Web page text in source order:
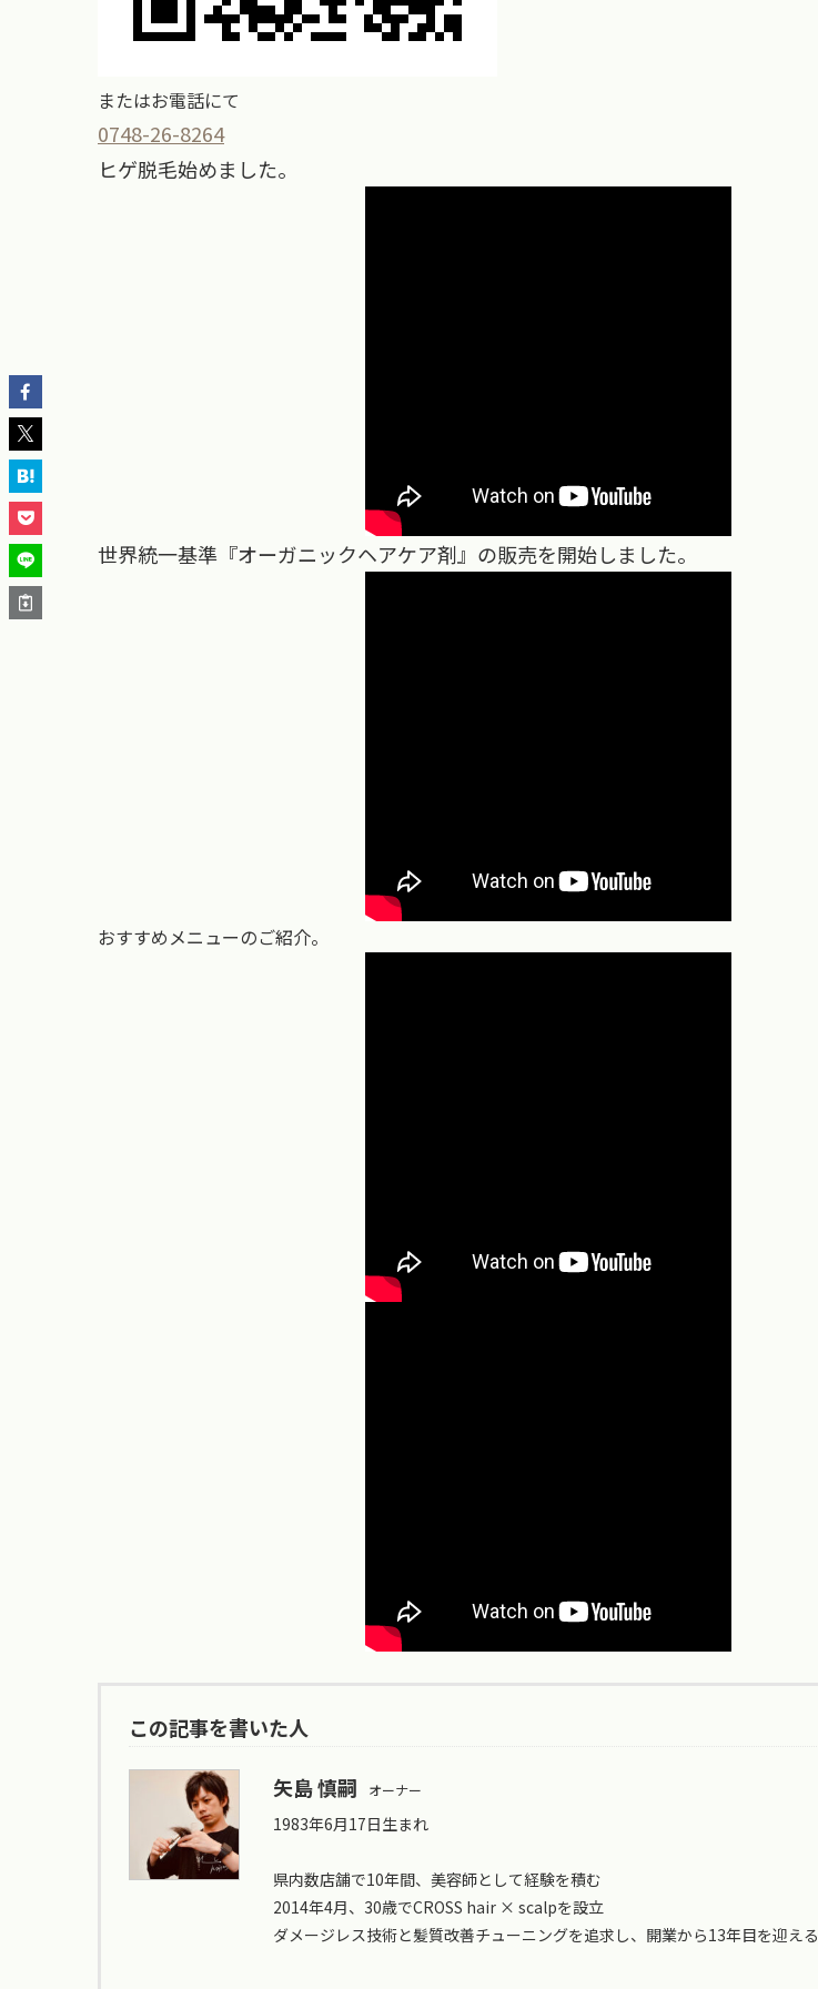
またはお電話にて
0748-26-8264
ヒゲ脱毛始めました。
世界統一基準『オーガニックヘアケア剤』の販売を開始しました。
おすすめメニューのご紹介。
この記事を書いた人
矢島 慎嗣 オーナー
1983年6月17日生まれ
県内数店舗で10年間、美容師として経験を積む
2014年4月、30歳でCROSS hair × scalpを設立
ダメージレス技術と髪質改善チューニングを追求し、開業から13年目を迎える